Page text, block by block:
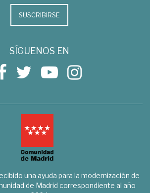
SUSCRIBIRSE
SÍGUENOS EN
una ayuda para la modernización de
de Madrid correspondiente al año